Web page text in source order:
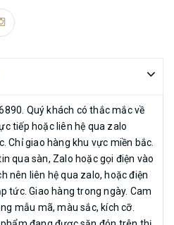
Quý khách có thắc mắc về
tiếp hoặc liên hệ qua zalo
Chỉ giao hàng khu vực miền bắc.
qua sàn, Zalo hoặc gọi điện vào
nên liên hệ qua zalo, hoặc điện
tức. Giao hàng trong ngày. Cam
mẫu mã, màu sắc, kích cỡ.